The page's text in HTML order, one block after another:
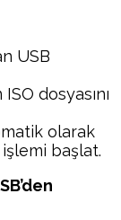
USB
dosyasını
olarak
başlat.